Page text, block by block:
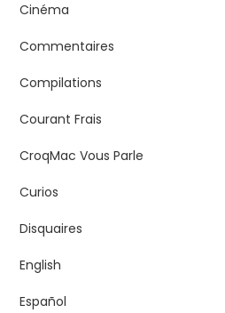
Cinéma
Commentaires
Compilations
Courant Frais
CroqMac Vous Parle
Curios
Disquaires
English
Español